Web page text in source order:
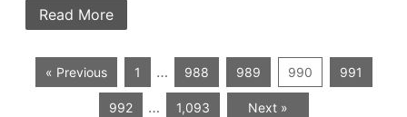
Read More
« Previous 1 … 988 989 990 991
992 … 1,093 Next »